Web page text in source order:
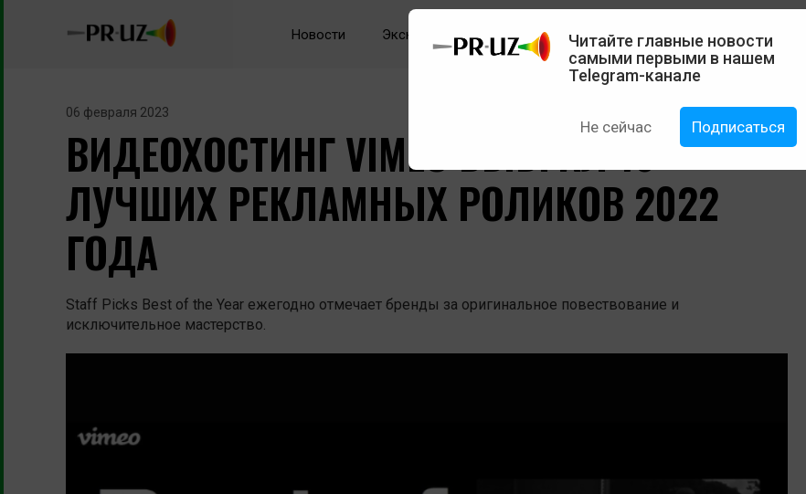
Новости Эксклюзив Кейсы Вакансии
Читайте главные новости
самыми первыми в нашем
Telegram-канале
Не сейчас Подписаться
06 февраля 2023
ВИДЕОХОСТИНГ VIMEO ВЫБРАЛ 10
ЛУЧШИХ РЕКЛАМНЫХ РОЛИКОВ 2022
ГОДА
Staff Picks Best of the Year ежегодно отмечает бренды за оригинальное повествование и
исключительное мастерство.